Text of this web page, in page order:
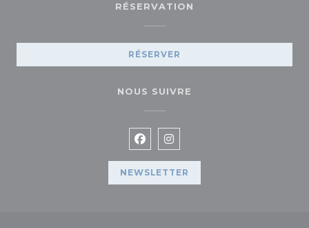
RÉSERVATION
RÉSERVER
NOUS SUIVRE
Facebook ((ouvre une
Instagram ((ouvre une
NEWSLETTER